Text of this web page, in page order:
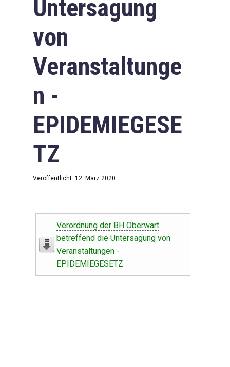
Untersagung
von
Veranstaltunge
n -
EPIDEMIEGESE
TZ
Veröffentlicht: 12. März 2020
Verordnung der BH Oberwart
betreffend die Untersagung von
Veranstaltungen -
EPIDEMIEGESETZ